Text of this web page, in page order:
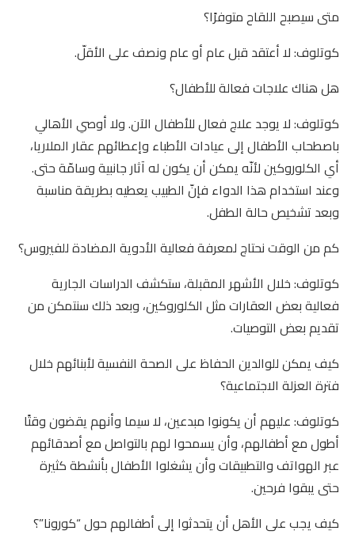
متى سيصبح اللقاح متوفرًا؟
كوتلوف: لا أعتقد قبل عام أو عام ونصف على الأقلّ.
هل هناك علاجات فعالة للأطفال؟
كوتلوف: لا يوجد علاج فعال للأطفال الآن. ولا أوصي الأهالي
باصطحاب الأطفال إلى عيادات الأطباء وإعطائهم عقار الملاريا،
أي الكلوروكين لأنّه يمكن أن يكون له آثار جانبية وسامّة حتى.
وعند استخدام هذا الدواء فإنّ الطبيب يعطيه بطريقة مناسبة
وبعد تشخيص حالة الطفل.
كم من الوقت نحتاج لمعرفة فعالية الأدوية المضادة للفيروس؟
كوتلوف: خلال الأشهر المقبلة، ستكشف الدراسات الجارية
فعالية بعض العقارات مثل الكلوروكين، وبعد ذلك سنتمكن من
تقديم بعض التوصيات.
كيف يمكن للوالدين الحفاظ على الصحة النفسية لأبنائهم خلال
فترة العزلة الاجتماعية؟
كوتلوف: عليهم أن يكونوا مبدعين، لا سيما وأنهم يقضون وقتًا
أطول مع أطفالهم، وأن يسمحوا لهم بالتواصل مع أصدقائهم
عبر الهواتف والتطبيقات وأن يشغلوا الأطفال بأنشطة كثيرة
حتى يبقوا فرحين.
كيف يجب على الأهل أن يتحدثوا إلى أطفالهم حول “كورونا”؟